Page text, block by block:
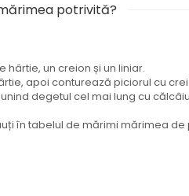
potrivită?
un creion și un liniar.
apoi conturează piciorul cu
degetul cel mai lung cu
în tabelul de mărimi mărimea de